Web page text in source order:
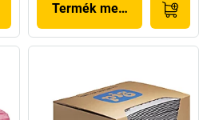
Termék megjelenítése